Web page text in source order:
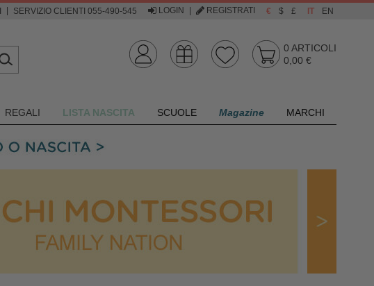
SERVIZIO CLIENTI 055-490-545 LOGIN REGISTRATI € $ £ IT EN
0 ARTICOLI
0,00 €
REGALI LISTA NASCITA SCUOLE Magazine MARCHI